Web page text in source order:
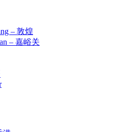
– 敦煌
– 嘉峪关